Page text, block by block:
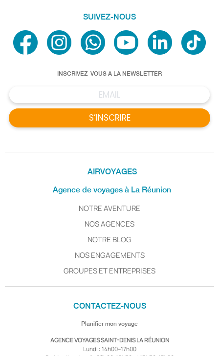
AIRVOYAGES
Agence de voyages à La Réunion
NOTRE AVENTURE
NOS AGENCES
NOTRE BLOG
NOS ENGAGEMENTS
GROUPES ET ENTREPRISES
SUIVEZ-NOUS
INSCRIVEZ-VOUS A LA NEWSLETTER
S’INSCRIRE
CONTACTEZ-NOUS
Planifier mon voyage
AGENCE VOYAGES SAINT-DENIS LA RÉUNION
Lundi : 14h00–17h00